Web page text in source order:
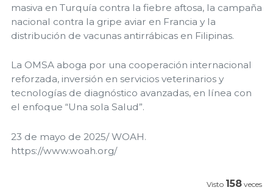
masiva en Turquía contra la fiebre aftosa, la campaña
nacional contra la gripe aviar en Francia y la
distribución de vacunas antirrábicas en Filipinas.
La OMSA aboga por una cooperación internacional
reforzada, inversión en servicios veterinarios y
tecnologías de diagnóstico avanzadas, en línea con
el enfoque “Una sola Salud”.
23 de mayo de 2025/ WOAH.
https://www.woah.org/
Visto 158 veces